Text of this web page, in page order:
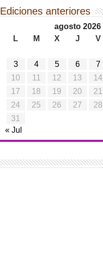
Ediciones anteriores
agosto 2026
L
M X J V
3
4 5 6 7
10
11 12 13 14
17
18 19 20 21
24
25 26 27 28
31
« Jul